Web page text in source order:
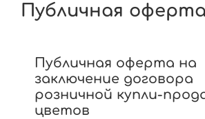
Публичная оферта
Публичная оферта на
заключение договора
розничной купли-
цветов